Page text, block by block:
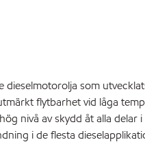
som
flytbarhet vid låga
nivå av skydd åt alla
i de flesta